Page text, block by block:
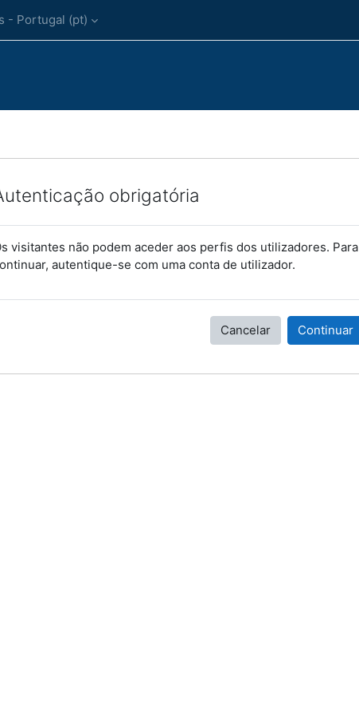
- Portugal ‎(pt)‎
obrigatória
visitantes não podem aceder aos perfis dos utilizadores. Para
autentique-se com uma conta de utilizador.
Cancelar Continuar